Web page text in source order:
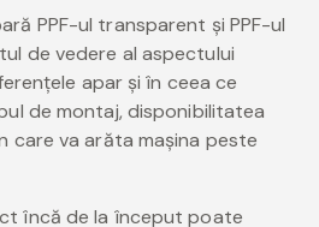
PPF-ul transparent și PPF-ul
de vedere al aspectului
apar și în ceea ce
de montaj, disponibilitatea
care va arăta mașina peste
încă de la început poate